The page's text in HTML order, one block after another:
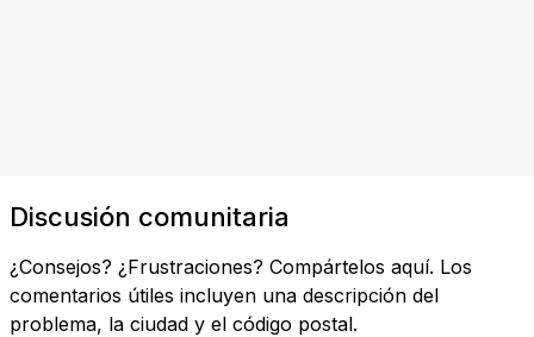
Discusión comunitaria
¿Consejos? ¿Frustraciones? Compártelos aquí. Los
comentarios útiles incluyen una descripción del
problema, la ciudad y el código postal.